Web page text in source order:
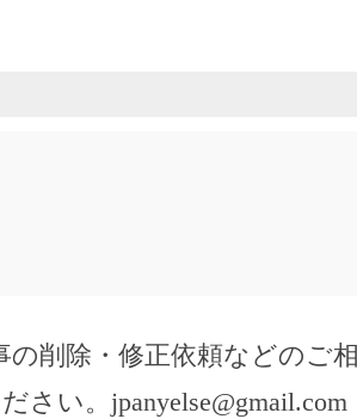
の削除・修正依頼などのご相
さい。 jpanyelse@gmail.com